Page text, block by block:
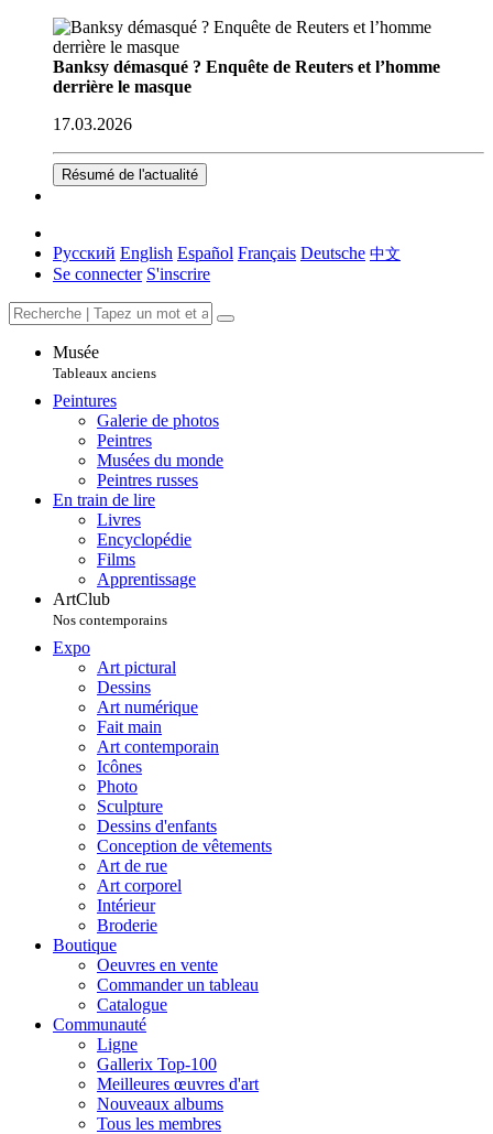
Banksy démasqué ? Enquête de Reuters et l’homme
derrière le masque
17.03.2026
Résumé de l'actualité
Русский English Español Français Deutsche 中文
Se connecter S'inscrire
Musée
Tableaux anciens
Peintures
Galerie de photos
Peintres
Musées du monde
Peintres russes
En train de lire
Livres
Encyclopédie
Films
Apprentissage
ArtClub
Nos contemporains
Expo
Art pictural
Dessins
Art numérique
Fait main
Art contemporain
Icônes
Photo
Sculpture
Dessins d'enfants
Conception de vêtements
Art de rue
Art corporel
Intérieur
Broderie
Boutique
Oeuvres en vente
Commander un tableau
Catalogue
Communauté
Ligne
Gallerix Top-100
Meilleures œuvres d'art
Nouveaux albums
Tous les membres